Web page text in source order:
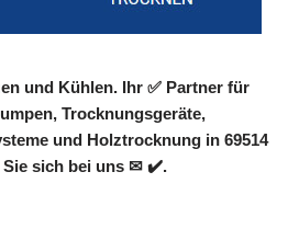
und Kühlen. Ihr ✅ Partner für
Trocknungsgeräte,
und Holztrocknung in 69514
Sie sich bei uns ✉ ✔️.